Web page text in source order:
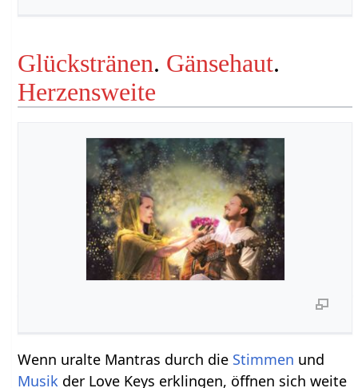
Glückstränen. Gänsehaut.
Herzensweite
Wenn uralte Mantras durch die Stimmen und
Musik der Love Keys erklingen, öffnen sich weite